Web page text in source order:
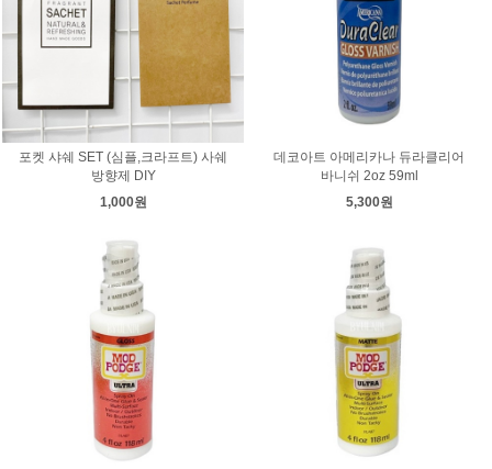
포켓 샤쉐 SET (심플,크라프트) 사쉐
방향제 DIY
1,000원
데코아트 아메리카나 듀라클리어
바니쉬 2oz 59ml
5,300원